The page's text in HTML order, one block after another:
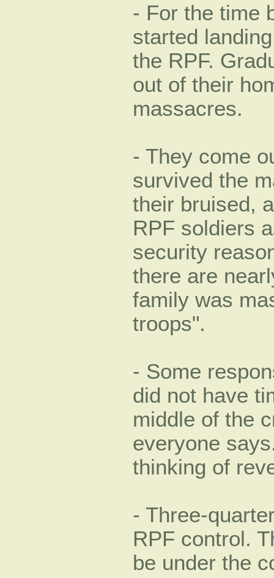
- For the time
started
the RPF.
out of their
massacres.
- They come
survived the
their bruised,
RPF soldiers
security
there are
family was
troops".
- Some
did not have
middle of the
everyone
thinking of
- Three-
RPF control.
be under the